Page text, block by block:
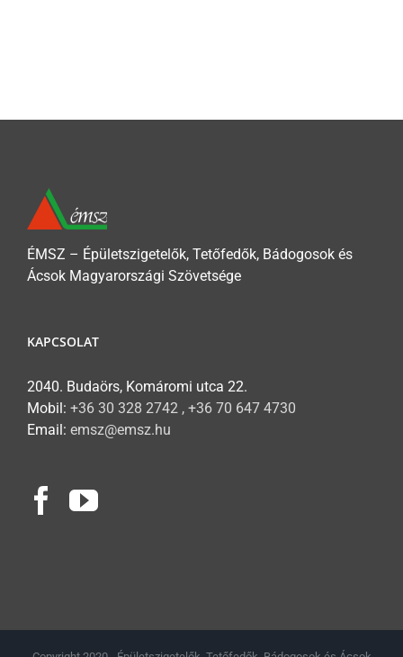
ÉMSZ – Épületszigetelők, Tetőfedők, Bádogosok és
Ácsok Magyarországi Szövetsége
KAPCSOLAT
2040. Budaörs, Komáromi utca 22.
Mobil: +36 30 328 2742 , +36 70 647 4730
Email: emsz@emsz.hu